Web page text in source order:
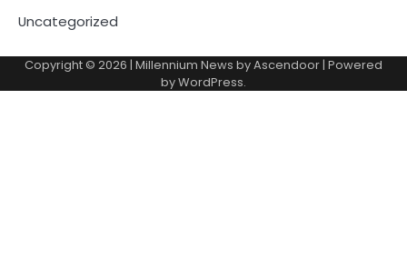
Uncategorized
Copyright © 2026 | Millennium News byAscendoor | Powered
byWordPress.